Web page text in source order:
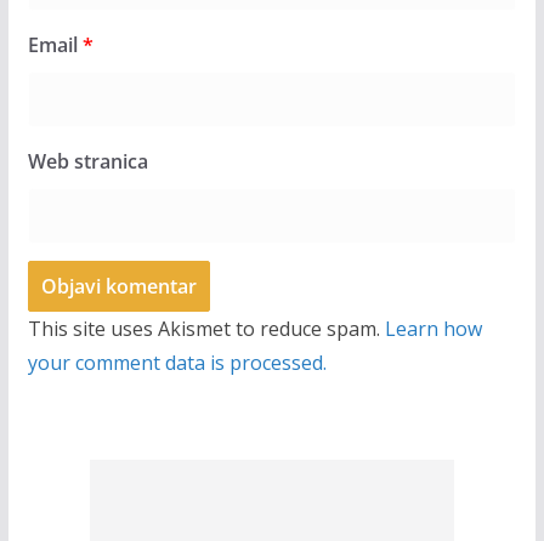
Email*
Web stranica
This site uses Akismet to reduce spam. Learn how
your comment data is processed.